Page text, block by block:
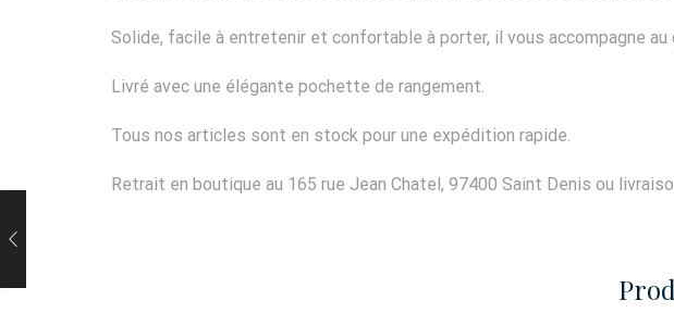
Solide, facile à entretenir et confortable à porter, il vous accompagne au
Livré avec une élégante pochette de rangement.
Tous nos articles sont en stock pour une expédition rapide.
Retrait en boutique au 165 rue Jean Chatel, 97400 Saint Denis ou